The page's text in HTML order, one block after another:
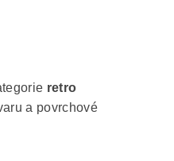
retro
a povrchové